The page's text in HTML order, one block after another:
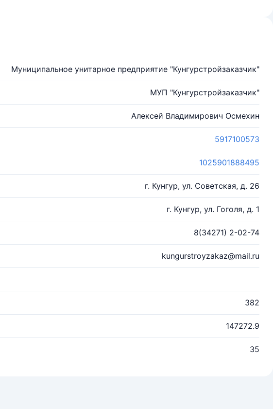
Муниципальное унитарное предприятие "Кунгурстройзаказчик"
МУП "Кунгурстройзаказчик"
Алексей Владимирович Осмехин
5917100573
1025901888495
г. Кунгур, ул. Советская, д. 26
г. Кунгур, ул. Гоголя, д. 1
8(34271) 2-02-74
kungurstroyzakaz@mail.ru
382
147272.9
35